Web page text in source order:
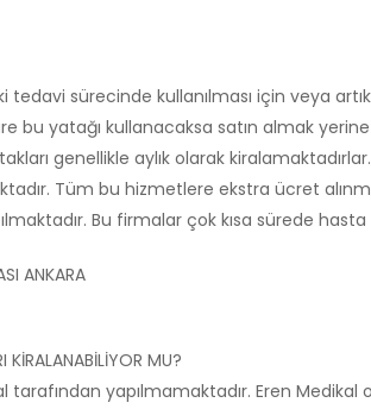
sürecinde kullanılması için veya
bu yatağı kullanacaksa satın almak
genellikle aylık olarak
Tüm bu hizmetlere ekstra ücret
Bu firmalar çok kısa sürede
ANKARA
MU?
yapılmamaktadır. Eren